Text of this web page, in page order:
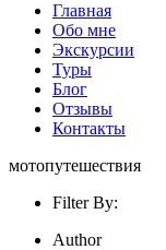
Главная
Обо мне
Экскурсии
Туры
Блог
Отзывы
Контакты
мотопутешествия
Filter By:
Author